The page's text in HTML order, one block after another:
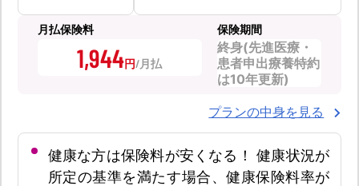
月払保険料
1,944円
保険期間
終身(先進医療・
患者申出療養特約
は10年更新)
プランの中身を見る
健康な方は保険料が安くなる！ 健康状況が
所定の基準を満たす場合、健康保険料率が